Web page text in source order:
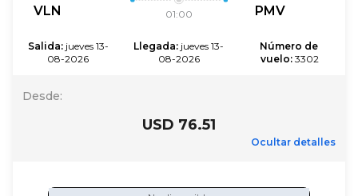
VLN 01:00 PMV
Salida: jueves 13-
08-2026
Llegada: jueves 13-
08-2026
Número de
vuelo: 3302
Desde:
USD 76.51
Ocultar detalles